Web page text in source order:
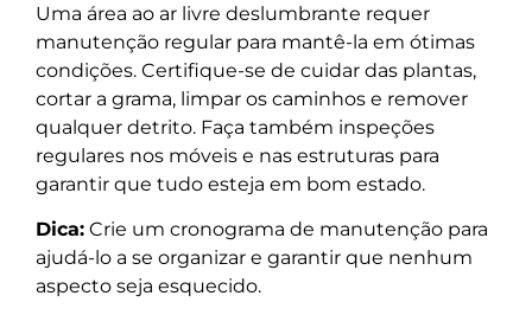
Uma área ao ar livre deslumbrante requer
manutenção regular para mantê-la em ótimas
condições. Certifique-se de cuidar das plantas,
cortar a grama, limpar os caminhos e remover
qualquer detrito. Faça também inspeções
regulares nos móveis e nas estruturas para
garantir que tudo esteja em bom estado.
Dica: Crie um cronograma de manutenção para
ajudá-lo a se organizar e garantir que nenhum
aspecto seja esquecido.